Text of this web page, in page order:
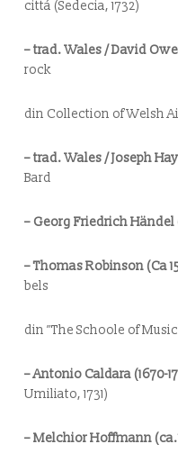
cittá (Sedecia, 1732)
– trad. Wales / David Owen
rock
din Collection of Welsh
– trad. Wales / Joseph
Bard
– Georg Friedrich Händel
– Thomas Robinson (Ca
bels
din ”The Schoole of
– Antonio Caldara (1670-
Umiliato, 1731)
– Melchior Hoffmann